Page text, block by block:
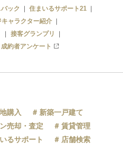
ック
住まいるサポート21
キャラクター紹介
接客グランプリ
成約者アンケート
購入
新築一戸建て
売却・査定
賃貸管理
るサポート
店舗検索